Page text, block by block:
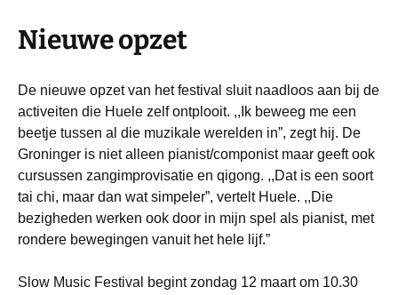
Nieuwe opzet
De nieuwe opzet van het festival sluit naadloos aan bij de
activeiten die Huele zelf ontplooit. ,,Ik beweeg me een
beetje tussen al die muzikale werelden in”, zegt hij. De
Groninger is niet alleen pianist/componist maar geeft ook
cursussen zangimprovisatie en qigong. ,,Dat is een soort
tai chi, maar dan wat simpeler”, vertelt Huele. ,,Die
bezigheden werken ook door in mijn spel als pianist, met
rondere bewegingen vanuit het hele lijf.”
Slow Music Festival begint zondag 12 maart om 10.30